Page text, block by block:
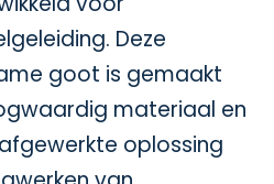
Deze
goot is gemaakt
materiaal en
oplossing